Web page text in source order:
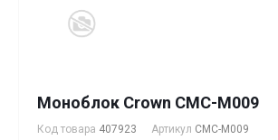
Моноблок Crown CMC-M009
Код товара 407923 Артикул CMC-M009